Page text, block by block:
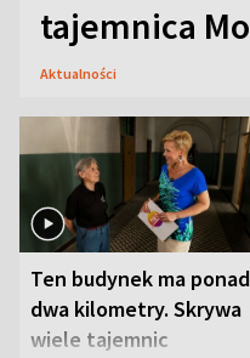
tajemnica
Aktualności
Ten budynek ma ponad
dwa kilometry. Skrywa
wiele tajemnic